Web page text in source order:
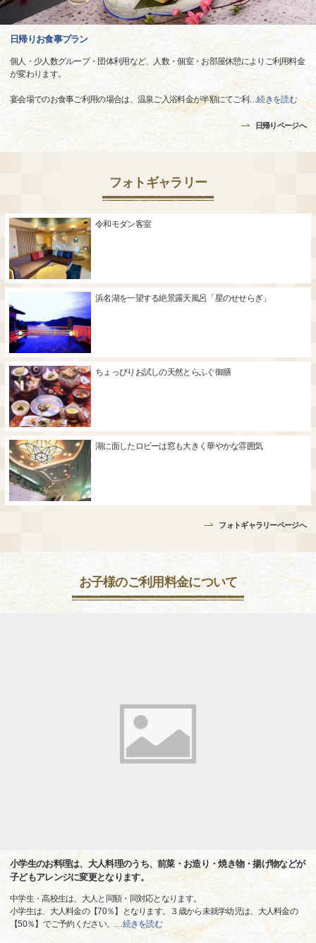
日帰りお食事プラン
個人・少人数グループ・団体利用など、人数・個室・お部屋休憩によりご利用料金
が変わります。
宴会場でのお食事ご利用の場合は、温泉ご入浴料金が半額にてご利 …続きを読む
日帰りページへ
フォトギャラリー
令和モダン客室
浜名湖を一望する絶景露天風呂「星のせせらぎ」
ちょっぴりお試しの天然とらふぐ御膳
湖に面したロビーは窓も大きく華やかな雰囲気
フォトギャラリーページへ
お子様のご利用料金について
小学生のお料理は、大人料理のうち、前菜・お造り・焼き物・揚げ物などが
子どもアレンジに変更となります。
中学生・高校生は、大人と同額・同対応となります。
小学生は、大人料金の【70％】となります。３歳から未就学幼児は、大人料金の
【50％】でご予約ください。
続きを読む